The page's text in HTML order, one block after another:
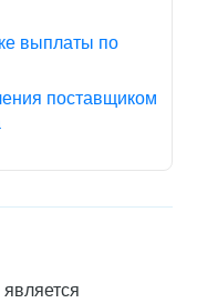
выплаты по
поставщиком